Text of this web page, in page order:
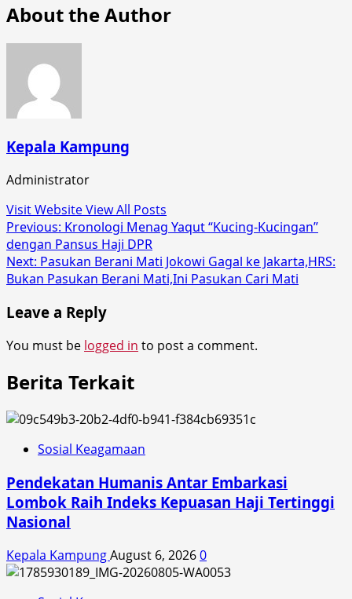
About the Author
Kepala Kampung
Administrator
Visit WebsiteView All Posts
Post
navigation
Previous: Kronologi Menag Yaqut “Kucing-Kucingan”
dengan Pansus Haji DPR
Next: Pasukan Berani Mati Jokowi Gagal ke Jakarta,HRS:
Bukan Pasukan Berani Mati,Ini Pasukan Cari Mati
Leave a Reply
You must be logged in to post a comment.
Berita Terkait
Sosial Keagamaan
Pendekatan Humanis Antar Embarkasi
Lombok Raih Indeks Kepuasan Haji Tertinggi
Nasional
Kepala KampungAugust 6, 20260